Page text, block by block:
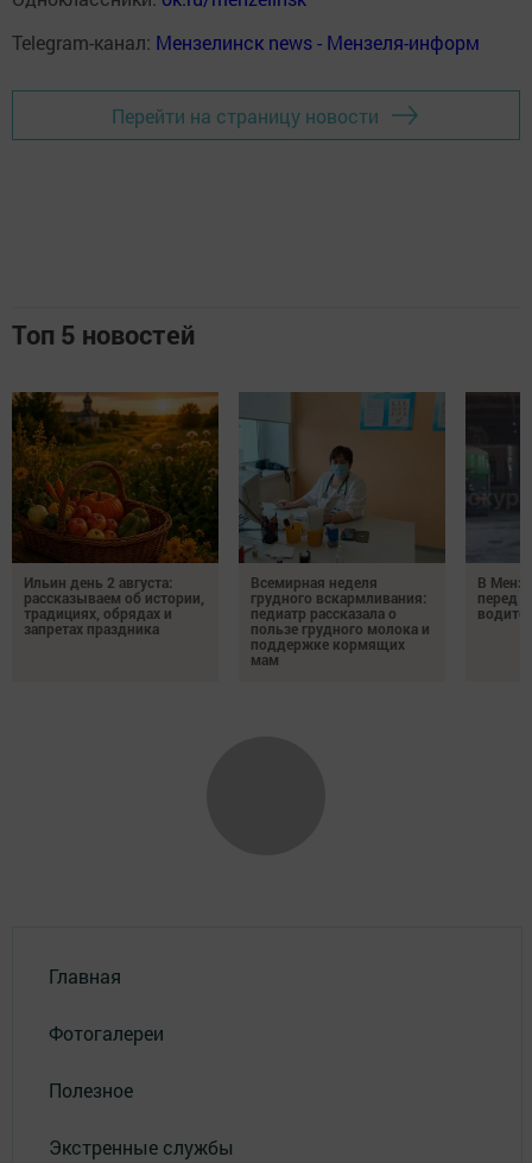
Telegram-канал: Мензелинск news - Мензеля-информ
Перейти на страницу новости
Топ 5 новостей
Ильин день 2 августа:
рассказываем об истории,
традициях, обрядах и
запретах праздника
Всемирная неделя
грудного вскармливания:
педиатр рассказала о
пользе грудного молока и
поддержке кормящих
мам
В
перед
Главная
Фотогалереи
Полезное
Экстренные службы